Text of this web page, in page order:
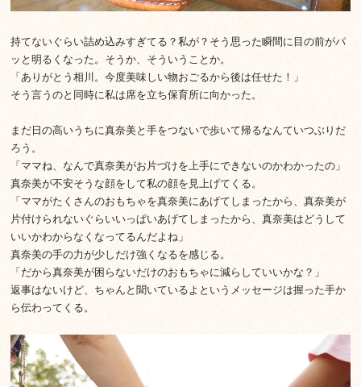
持てないぐらい詰め込みすぎてる？私が？そう思った瞬間に目の前がパ
ッと明るくなった。そうか、そういうことか。
「ありがとう相川。今度美味しい物おごるから後は任せた！」
そう言うのと同時に私は席を立ち保育所に向かった。
まだ日の高いうちに真奈美と手をつないで歩いて帰るなんていつぶりだ
ろう。
「ママね、なんで真奈美がお片づけを上手にできないのかわかったの」
真奈美が不安そうな顔をして私の顔を見上げてくる。
「ママがたくさんのおもちゃを真奈美にあげてしまったから、真奈美が
片付けられないぐらいいっぱいあげてしまったから、真奈美はどうして
いいかわからなくなってるんだよね」
真奈美の手の力が少しだけ強くなるを感じる。
「だから真奈美が困らないだけのおもちゃに減らしていいかな？」
返事はないけど、ちゃんと聞いているよというメッセージは握った手か
ら伝わってくる。